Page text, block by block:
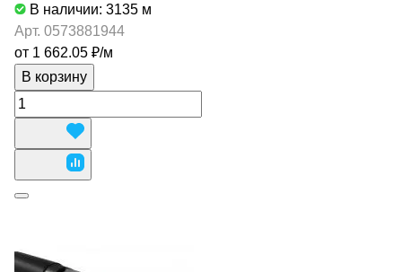
В наличии: 3135 м
Арт. 0573881944
от 1 662.05 ₽/м
В корзину